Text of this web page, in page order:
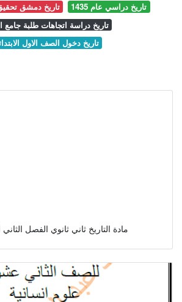
تاريخ دمشق
تاريخ دراسي عام 1435
تاريخ دراسة اتجاهات طلبة جامع
تاريخ دخول الصف الاول
مادة التاريخ ثاني ثانوي الفصل